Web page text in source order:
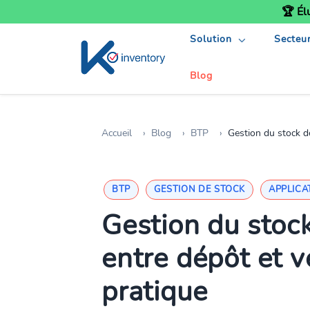
🏆
Solution
Blog
Accueil Blog BTP Gestion du stock de
BTP GESTION DE STOCK
Gestion du
entre dépôt et
pratique